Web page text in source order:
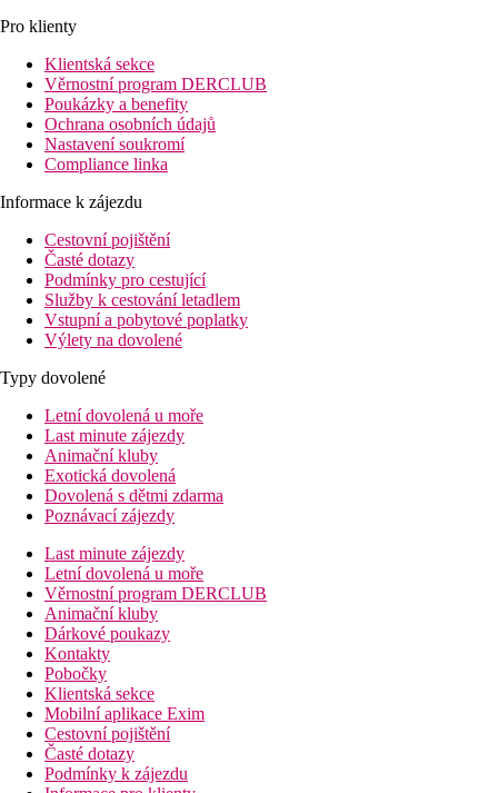
Pro klienty
Klientská sekce
Věrnostní program DERCLUB
Poukázky a benefity
Ochrana osobních údajů
Nastavení soukromí
Compliance linka
Informace k zájezdu
Cestovní pojištění
Časté dotazy
Podmínky pro cestující
Služby k cestování letadlem
Vstupní a pobytové poplatky
Výlety na dovolené
Typy dovolené
Letní dovolená u moře
Last minute zájezdy
Animační kluby
Exotická dovolená
Dovolená s dětmi zdarma
Poznávací zájezdy
Last minute zájezdy
Letní dovolená u moře
Věrnostní program DERCLUB
Animační kluby
Dárkové poukazy
Kontakty
Pobočky
Klientská sekce
Mobilní aplikace Exim
Cestovní pojištění
Časté dotazy
Podmínky k zájezdu